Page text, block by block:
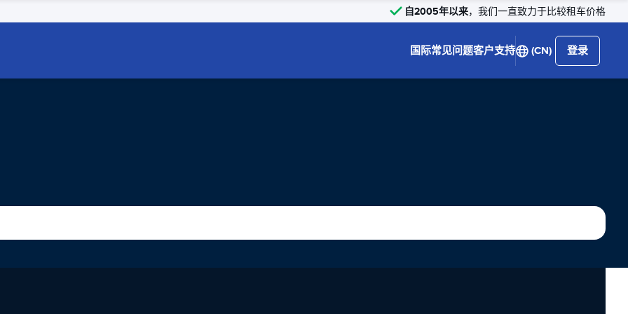
自2005年以来，我们一直致力于比较租车价格
国际常见问题客户支持 (CN) 登录